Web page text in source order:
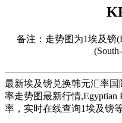
备注：走势图为1埃及镑
最新埃及镑兑换韩元汇率
率走势图最新行情,Egyptian
率，实时在线查询1埃及镑